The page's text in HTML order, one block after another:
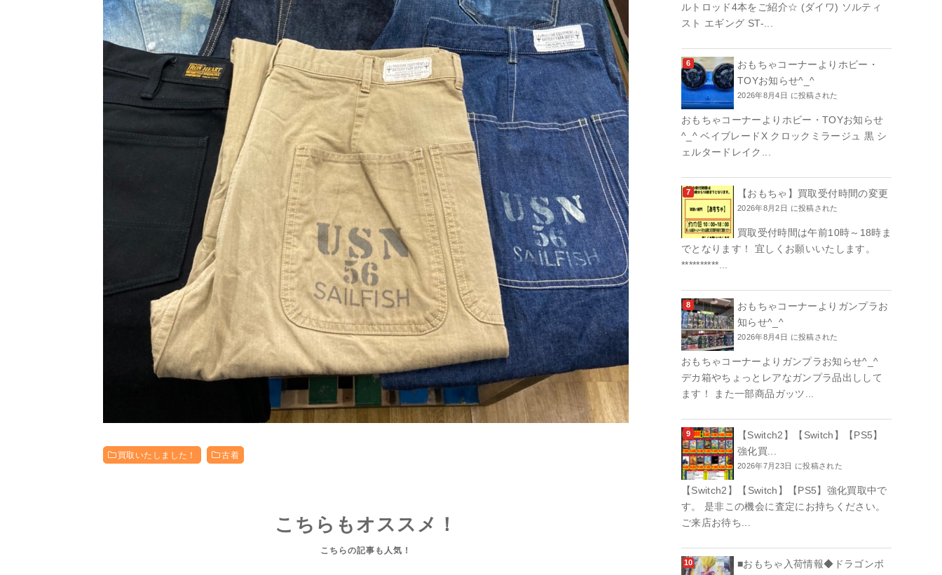
買取いたしました！ 古着
こちらもオススメ！
ルトロッド4本をご紹介☆ (ダイワ) ソルティ
スト エギング ST-...
おもちゃコーナーよりホビー・
TOYお知らせ^_^
2026年8月4日 に投稿された
おもちゃコーナーよりホビー・TOYお知らせ
^_^ ベイブレードX クロックミラージュ 黒 シ
ェルタードレイク...
【おもちゃ】買取受付時間の変更
2026年8月2日 に投稿された
買取受付時間は午前10時～18時ま
でとなります！ 宜しくお願いいたします。
**********...
おもちゃコーナーよりガンプラお
知らせ^_^
2026年8月4日 に投稿された
おもちゃコーナーよりガンプラお知らせ^_^
デカ箱やちょっとレアなガンプラ品出しして
ます！ また一部商品ガッツ...
【Switch2】【Switch】【PS5】
強化買...
2026年7月23日 に投稿された
【Switch2】【Switch】【PS5】強化買取中で
す。 是非この機会に査定にお持ちください。
ご来店お待ち...
■おもちゃ入荷情報◆ドラゴンボ